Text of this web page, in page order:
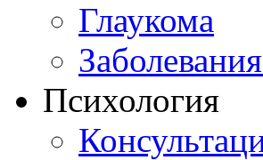
Глаукома
Психология